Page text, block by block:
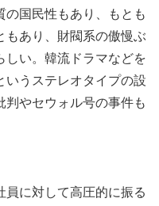
の国民性もあり、もとも
もあり、財閥系の傲慢ぶ
しい。韓流ドラマなどを
いうステレオタイプの設
判やセウォル号の事件も
員に対して高圧的に振る